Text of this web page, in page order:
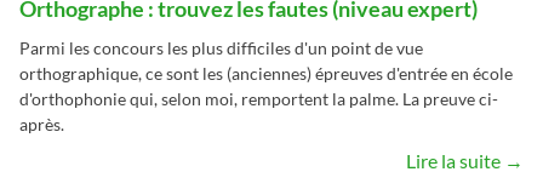
Orthographe : trouvez les fautes (niveau expert)
Parmi les concours les plus difficiles d'un point de vue
orthographique, ce sont les (anciennes) épreuves d'entrée en école
d'orthophonie qui, selon moi, remportent la palme. La preuve ci-
après.
Lire la suite →